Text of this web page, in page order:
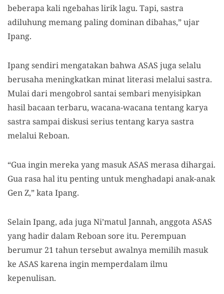
beberapa kali ngebahas lirik lagu. Tapi, sastra
adiluhung memang paling dominan dibahas,” ujar
Ipang.
Ipang sendiri mengatakan bahwa ASAS juga selalu
berusaha meningkatkan minat literasi melalui sastra.
Mulai dari mengobrol santai sembari menyisipkan
hasil bacaan terbaru, wacana-wacana tentang karya
sastra sampai diskusi serius tentang karya sastra
melalui Reboan.
“Gua ingin mereka yang masuk ASAS merasa dihargai.
Gua rasa hal itu penting untuk menghadapi anak-anak
Gen Z,” kata Ipang.
Selain Ipang, ada juga Ni’matul Jannah, anggota ASAS
yang hadir dalam Reboan sore itu. Perempuan
berumur 21 tahun tersebut awalnya memilih masuk
ke ASAS karena ingin memperdalam ilmu
kepenulisan.